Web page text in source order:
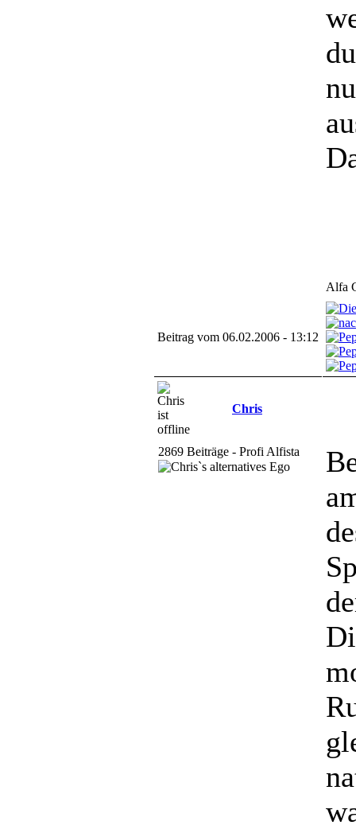
Alfa
Beitrag vom 06.02.2006 - 13:12
Chris
2869 Beiträge - Profi Alfista